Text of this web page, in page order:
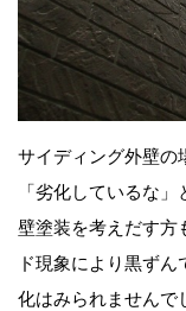
サイディング外壁の
「劣化しているな
壁塗装を考えだす方
ド現象により黒ず
化はみられませんで